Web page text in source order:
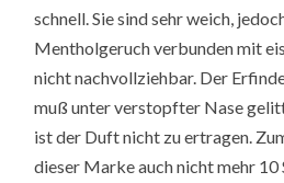
schnell. Sie sind sehr weich,
Mentholgeruch verbunden mit
nicht nachvollziehbar. Der
muß unter verstopfter Nase
ist der Duft nicht zu ertragen.
dieser Marke auch nicht mehr 10